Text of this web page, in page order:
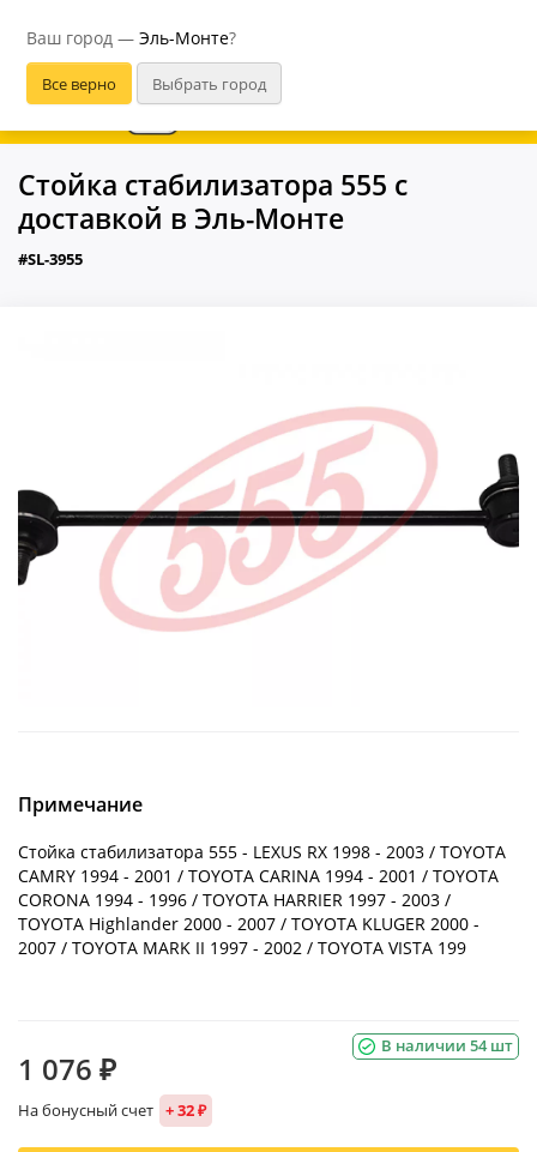
Ваш город — Эль-Монте?
В приложении удобнее
Стойка стабилизатора 555 с
доставкой в Эль-Монте
#SL-3955
Примечание
Стойка стабилизатора 555 - LEXUS RX 1998 - 2003 / TOYOTA
CAMRY 1994 - 2001 / TOYOTA CARINA 1994 - 2001 / TOYOTA
CORONA 1994 - 1996 / TOYOTA HARRIER 1997 - 2003 /
TOYOTA Highlander 2000 - 2007 / TOYOTA KLUGER 2000 -
2007 / TOYOTA MARK II 1997 - 2002 / TOYOTA VISTA 199
В наличии 54 шт
1 076 ₽
На бонусный счет + 32 ₽